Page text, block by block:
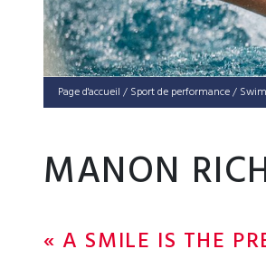
Page d'accueil / Sport de performance/
MANON
« A SMILE IS THE